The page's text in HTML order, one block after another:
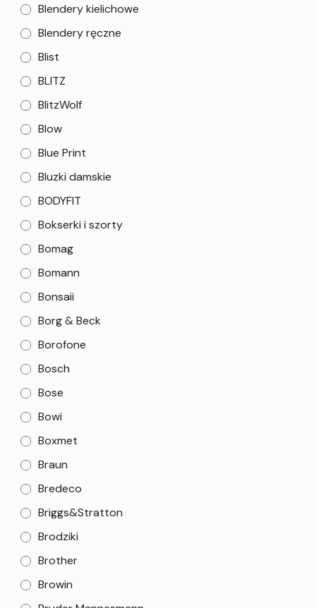
Blendery kielichowe
Blendery ręczne
Blist
BLITZ
BlitzWolf
Blow
Blue Print
Bluzki damskie
BODYFIT
Bokserki i szorty
Bomag
Bomann
Bonsaii
Borg & Beck
Borofone
Bosch
Bose
Bowi
Boxmet
Braun
Bredeco
Briggs&Stratton
Brodziki
Brother
Browin